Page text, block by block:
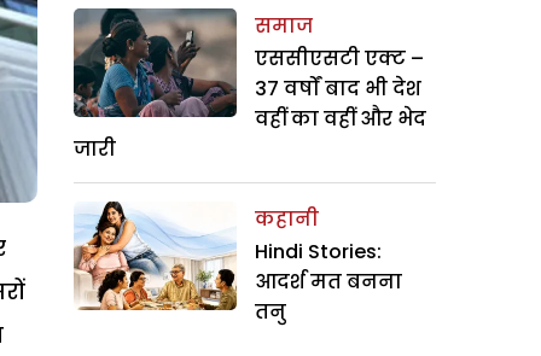
समाज
एससीएसटी एक्ट –
37 वर्षों बाद भी देश
वहीं का वहीं और भेद
जारी
कहानी
Hindi Stories:
आदर्श मत बनना
तनु